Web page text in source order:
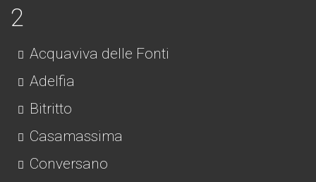
Acquaviva delle Fonti
Adelfia
Bitritto
Casamassima
Conversano